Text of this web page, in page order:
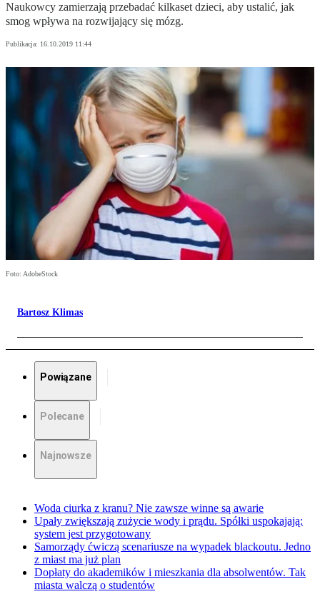
Naukowcy zamierzają przebadać kilkaset dzieci, aby ustalić, jak
smog wpływa na rozwijający się mózg.
Publikacja: 16.10.2019 11:44
Foto: AdobeStock
Bartosz Klimas
Powiązane
Polecane
Najnowsze
Woda ciurka z kranu? Nie zawsze winne są awarie
Upały zwiększają zużycie wody i prądu. Spółki uspokajają:
system jest przygotowany
Samorządy ćwiczą scenariusze na wypadek blackoutu. Jedno
z miast ma już plan
Dopłaty do akademików i mieszkania dla absolwentów. Tak
miasta walczą o studentów